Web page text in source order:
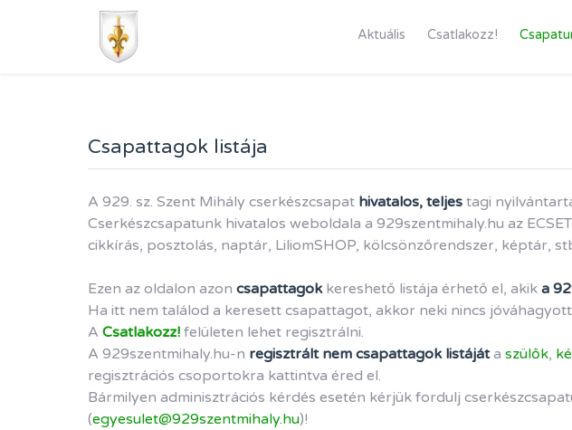
Aktuális Csatlakozz!
Csapattagok listája
A 929. sz. Szent Mihály cserkészcsapat hivatalos, teljes tagi
Cserkészcsapatunk hivatalos weboldala a 929szentmihaly.hu az
cikkírás, posztolás, naptár, LiliomSHOP, kölcsönzőrendszer, képtár,
Ezen az oldalon azon csapattagokkereshető listája érhető el, akik a
Ha itt nem találod a keresett csapattagot, akkor neki nincs
A Csatlakozz! felületen lehet regisztrálni.
A 929szentmihaly.hu-n regisztrált nem csapattagok listájáta szülők,
regisztrációs csoportokra kattintva éred el.
Bármilyen adminisztrációs kérdés esetén kérjük fordulj
(egyesulet@929szentmihaly.hu)!